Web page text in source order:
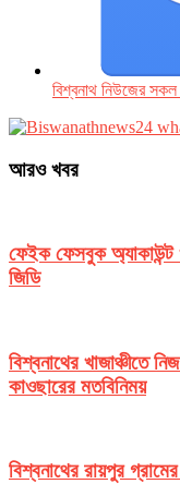
বিশ্বনাথ নিউজের
আরও খবর
ফেইক ফেসবুক অ্যাকাউন্ট
জিডি
বিশ্বনাথের খাজাঞ্চীতে
কাওছারের মতবিনিময়
বিশ্বনাথের রায়পুর